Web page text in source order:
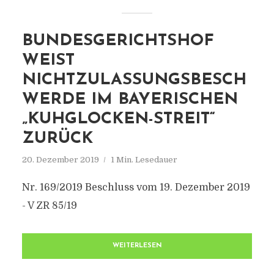
BUNDESGERICHTSHOF
WEIST
NICHTZULASSUNGSBESCH
WERDE IM BAYERISCHEN
„KUHGLOCKEN-STREIT“
ZURÜCK
20. Dezember 2019 1 Min. Lesedauer
Nr. 169/2019 Beschluss vom 19. Dezember 2019
- V ZR 85/19
WEITERLESEN